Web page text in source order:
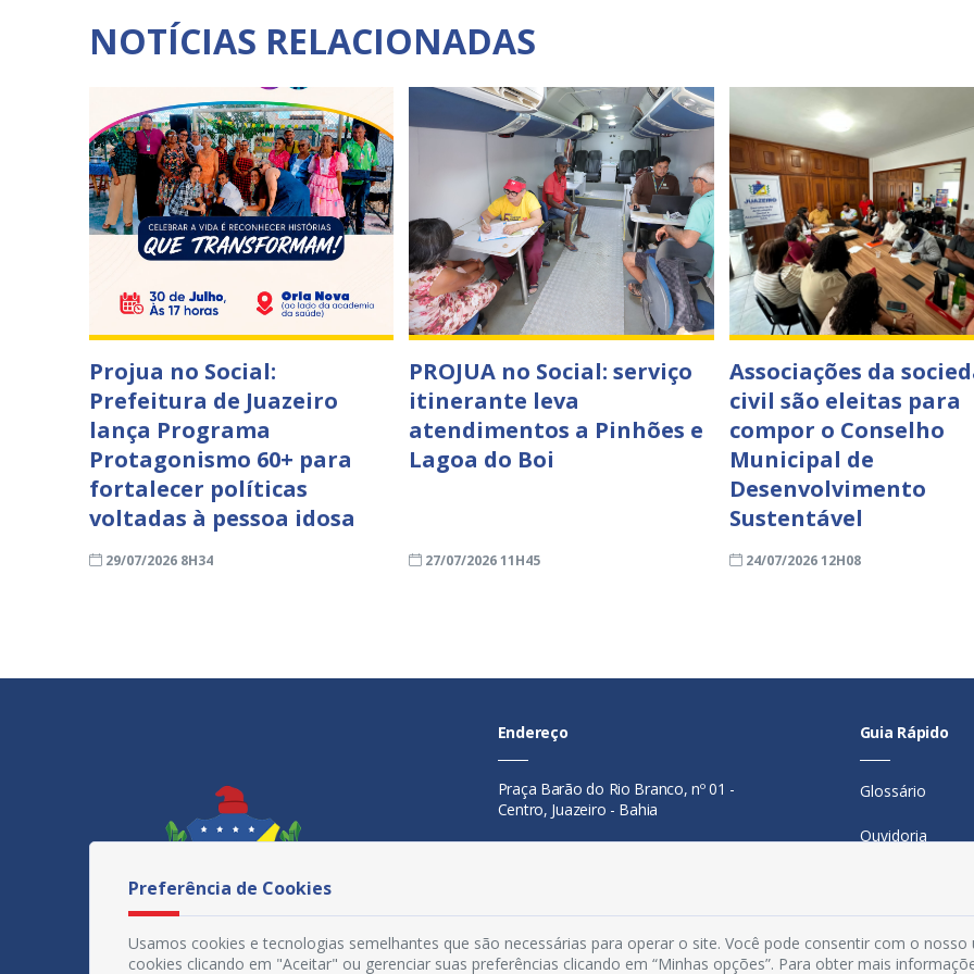
NOTÍCIAS RELACIONADAS
Projua no Social:
Prefeitura de Juazeiro
lança Programa
Protagonismo 60+ para
fortalecer políticas
voltadas à pessoa idosa
29/07/2026 8H34
PROJUA no Social: serviço
itinerante leva
atendimentos a Pinhões e
Lagoa do Boi
27/07/2026 11H45
Associações da
civil são eleitas para
compor o Conselho
Municipal de
Desenvolvimento
Sustentável
24/07/2026 12H08
Endereço
Praça Barão do Rio Branco, nº 01 -
Centro, Juazeiro - Bahia
Telefone:74 98846-0016
ouvidoria@juazeiro.ba.gov.br
Guia Rápido
Glossário
Ouvidoria
Manual de
Preferência de Cookies
Usamos cookies e tecnologias semelhantes que são necessárias para operar o site. Você pode consentir com o nosso
cookies clicando em "Aceitar" ou gerenciar suas preferências clicando em “Minhas opções”. Para obter mais